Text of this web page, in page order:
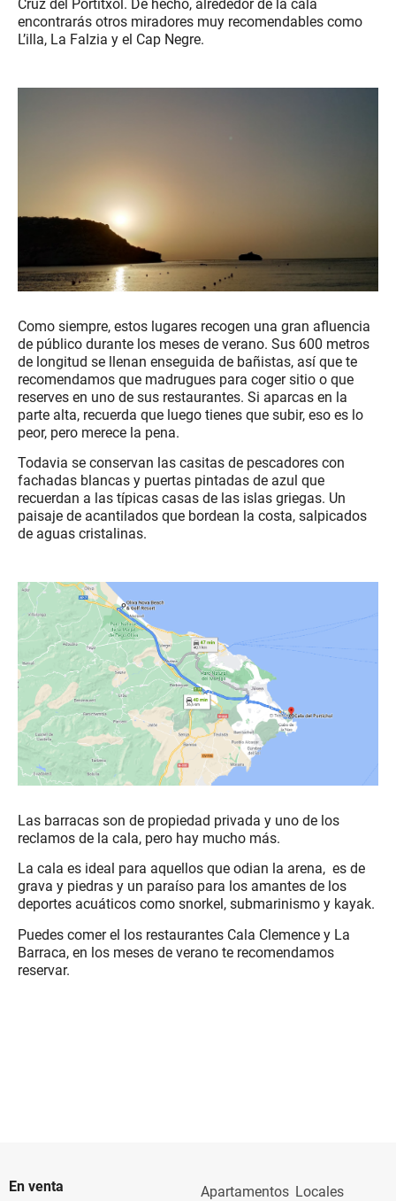
Cruz del Portitxol. De hecho, alrededor de la cala
encontrarás otros miradores muy recomendables como
L’illa, La Falzia y el Cap Negre.
Como siempre, estos lugares recogen una gran afluencia
de público durante los meses de verano. Sus 600 metros
de longitud se llenan enseguida de bañistas, así que te
recomendamos que madrugues para coger sitio o que
reserves en uno de sus restaurantes. Si aparcas en la
parte alta, recuerda que luego tienes que subir, eso es lo
peor, pero merece la pena.
Todavia se conservan las casitas de pescadores con
fachadas blancas y puertas pintadas de azul que
recuerdan a las típicas casas de las islas griegas. Un
paisaje de acantilados que bordean la costa, salpicados
de aguas cristalinas.
Las barracas son de propiedad privada y uno de los
reclamos de la cala, pero hay mucho más.
La cala es ideal para aquellos que odian la arena, es de
grava y piedras y un paraíso para los amantes de los
deportes acuáticos como snorkel, submarinismo y kayak.
Puedes comer el los restaurantes Cala Clemence y La
Barraca, en los meses de verano te recomendamos
reservar.
En venta
Apartamentos Locales